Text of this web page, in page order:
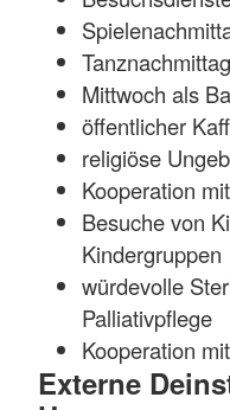
Tanznachmittag
Mittwoch als
öffentlicher
religiöse
Kooperation
Besuche von
Kindergruppen
würdevolle
Palliativpflege
Kooperation
Externe